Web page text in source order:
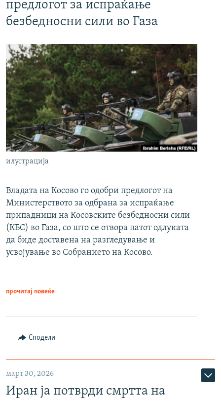
предлогот за испраќање
безбедносни сили во Газа
илустрација
Владата на Косово го одобри предлогот на
Министерството за одбрана за испраќање
припадници на Косовските безбедносни сили
(КБС) во Газа, со што се отвора патот одлуката
да биде доставена на разгледување и
усвојување во Собранието на Косово.
прочитај повеќе
Сподели
март 30, 2026
Иран ја потврди смртта на